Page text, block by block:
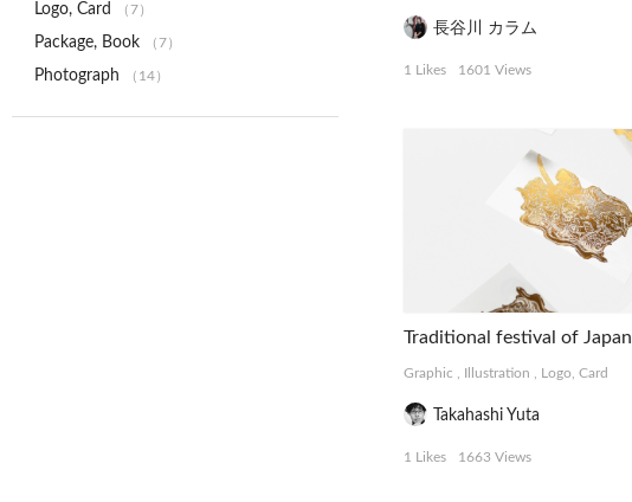
長谷川 カラム
1 Likes 1601 Views
Traditional festival of Japan
Graphic Illustration Logo, Card
Takahashi Yuta
1 Likes 1663 Views
Logo, Card （7）
Package, Book （7）
Photograph （14）